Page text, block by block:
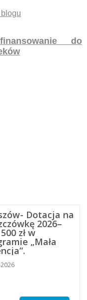
do
Dotacja na
2026–
zł w
„Mała